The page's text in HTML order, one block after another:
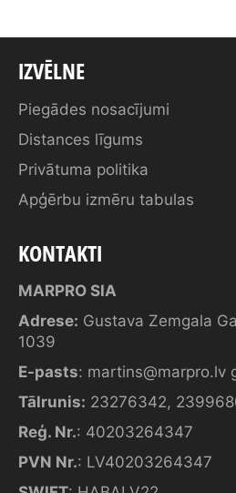
IZVĒLNE
Piegādes nosacījumi
Distances līgums
Privātuma politika
Apģērbu izmēru tabulas
KONTAKTI
MARPRO SIA
Adrese: Gustava Zemgala
1039
E-pasts: martins@marpro.lv
Tālrunis: 23276342,
Reģ. Nr.: 40203264347
PVN Nr.: LV40203264347